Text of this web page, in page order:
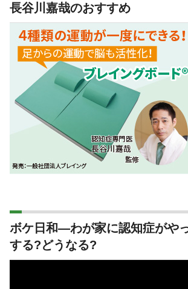
長谷川嘉哉のおすすめ
ボケ日和―わが家に認知症がや
する?どうなる?